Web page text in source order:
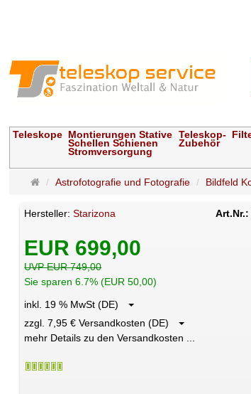
Teleskope Montierungen Stative
Schellen Schienen
Stromversorgung
Teleskop-
Zubehör
Startseite
Astrofotografie und Fotografie Bildfeld
Hersteller:Starizona Art.Nr.:
EUR 699,00
UVP EUR 749,00
Sie sparen 6.7% (EUR 50,00)
inkl. 19 % MwSt (DE)
zzgl. 7,95 € Versandkosten (DE)
mehr Details zu den Versandkosten ...